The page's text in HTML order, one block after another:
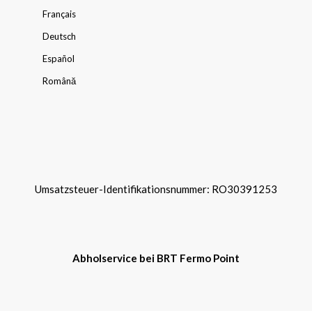
Français
Deutsch
Español
Română
Umsatzsteuer-Identifikationsnummer: RO30391253
Abholservice bei BRT Fermo Point